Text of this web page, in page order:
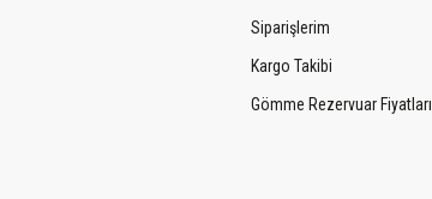
Siparişlerim
Kargo Takibi
Gömme Rezervuar Fiyatları